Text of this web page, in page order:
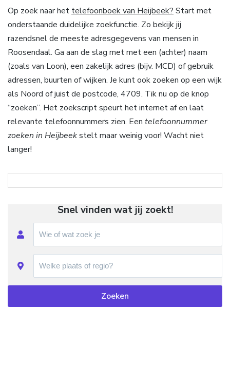
Op zoek naar het telefoonboek van Heijbeek? Start met
onderstaande duidelijke zoekfunctie. Zo bekijk jij
razendsnel de meeste adresgegevens van mensen in
Roosendaal. Ga aan de slag met met een (achter) naam
(zoals van Loon), een zakelijk adres (bijv. MCD) of gebruik
adressen, buurten of wijken. Je kunt ook zoeken op een wijk
als Noord of juist de postcode, 4709. Tik nu op de knop
“zoeken”. Het zoekscript speurt het internet af en laat
relevante telefoonnummers zien. Een telefoonnummer
zoeken in Heijbeekstelt maar weinig voor! Wacht niet
langer!
Snel vinden wat jij zoekt!